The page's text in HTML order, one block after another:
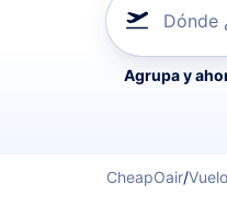
Dónde
Refina tu
Agrupa y
CheapOair/